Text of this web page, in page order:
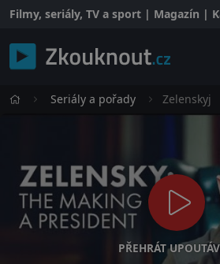
Filmy, seriály, TV a sport | Magazín |
Seriály a pořady Zelenskyj
PŘEHRÁT